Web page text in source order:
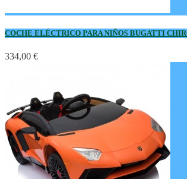
COCHE ELÉCTRICO PARA NIÑOS BUGATTI
334,00 €